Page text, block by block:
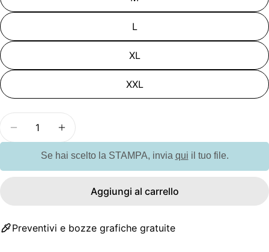
L
XL
XXL
Diminuisci la quantità per GP100 - T-shirt
Aumenta la quantità per GP100 - T-
Se hai scelto la STAMPA, invia qui il tuo file.
Aggiungi al carrello
Preventivi e bozze grafiche gratuite